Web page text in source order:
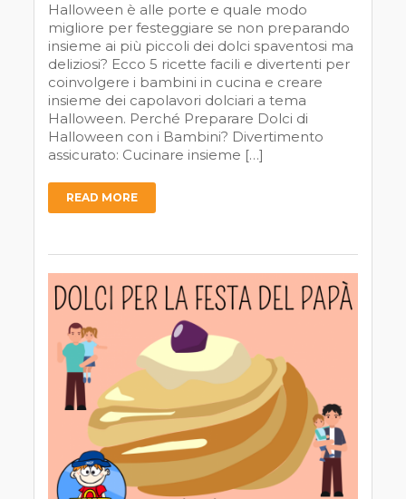
Halloween è alle porte e quale modo
migliore per festeggiare se non preparando
insieme ai più piccoli dei dolci spaventosi ma
deliziosi? Ecco 5 ricette facili e divertenti per
coinvolgere i bambini in cucina e creare
insieme dei capolavori dolciari a tema
Halloween. Perché Preparare Dolci di
Halloween con i Bambini? Divertimento
assicurato: Cucinare insieme […]
READ MORE